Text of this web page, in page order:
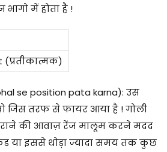
भागो में होता है !
(प्रतीकात्मक)
se position pata karna): उस
जिस तरफ से फायर आया है ! गोली
की आवाज़ रेंज मालूम करने मदद
या इससे थोड़ा ज्यादा समय तक कुछ